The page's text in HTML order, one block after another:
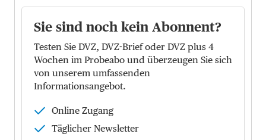
Sie sind noch kein Abonnent?
Testen Sie DVZ, DVZ-Brief oder DVZ plus 4
Wochen im Probeabo und überzeugen Sie sich
von unserem umfassenden
Informationsangebot.
Online Zugang
Täglicher Newsletter